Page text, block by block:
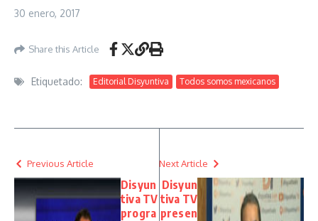
30 enero, 2017
Share this Article
Etiquetado: Editorial Disyuntiva Todos somos mexicanos
Previous Article
Disyun
tiva TV
progra
Next Article
Disyun
tiva TV
presen